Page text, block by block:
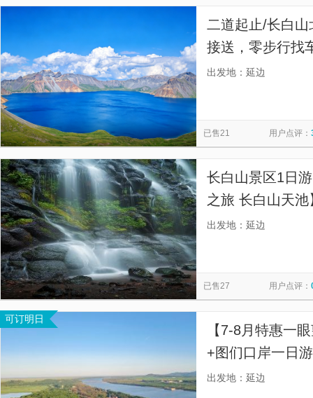
二道起止/长白山北坡
接送，零步行找
出发地：延边
已售21 用户点评：
长白山景区1日
之旅 长白山天
季，十里不同天
出发地：延边
已售27 用户点评：
可订明日
【7-8月特惠一
+图们口岸一日
团型供您随意选
出发地：延边